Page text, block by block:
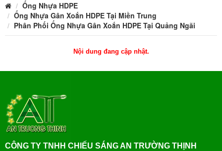
Ống Nhựa HDPE
Ống Nhựa Gân Xoắn HDPE Tại Miền Trung
Phân Phối Ống Nhựa Gân Xoắn HDPE Tại Quảng Ngãi
Nội dung đang cập nhật.
CÔNG TY TNHH CHIẾU SÁNG AN TRƯỜNG THỊNH